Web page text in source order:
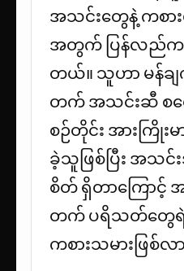
အသင်းတွေနဲ့ ကစာ
အတွက် ပြန်လည်ကစ
တယ်။ သူဟာ မန်ခ
တက် အသင်းဆီ စ
စဉ်တိုင်း အားကြိုး
ခဲ့သူဖြစ်ပြီး အသ
စိတ် ရှိတာကြောင့်
တက် ပရိသတ်တွေရဲ့
ကစားသမားဖြစ်